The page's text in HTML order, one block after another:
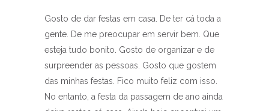
Gosto de dar festas em casa. De ter cá toda a
gente. De me preocupar em servir bem. Que
esteja tudo bonito. Gosto de organizar e de
surpreender as pessoas. Gosto que gostem
das minhas festas. Fico muito feliz com isso.
No entanto, a festa da passagem de ano ainda